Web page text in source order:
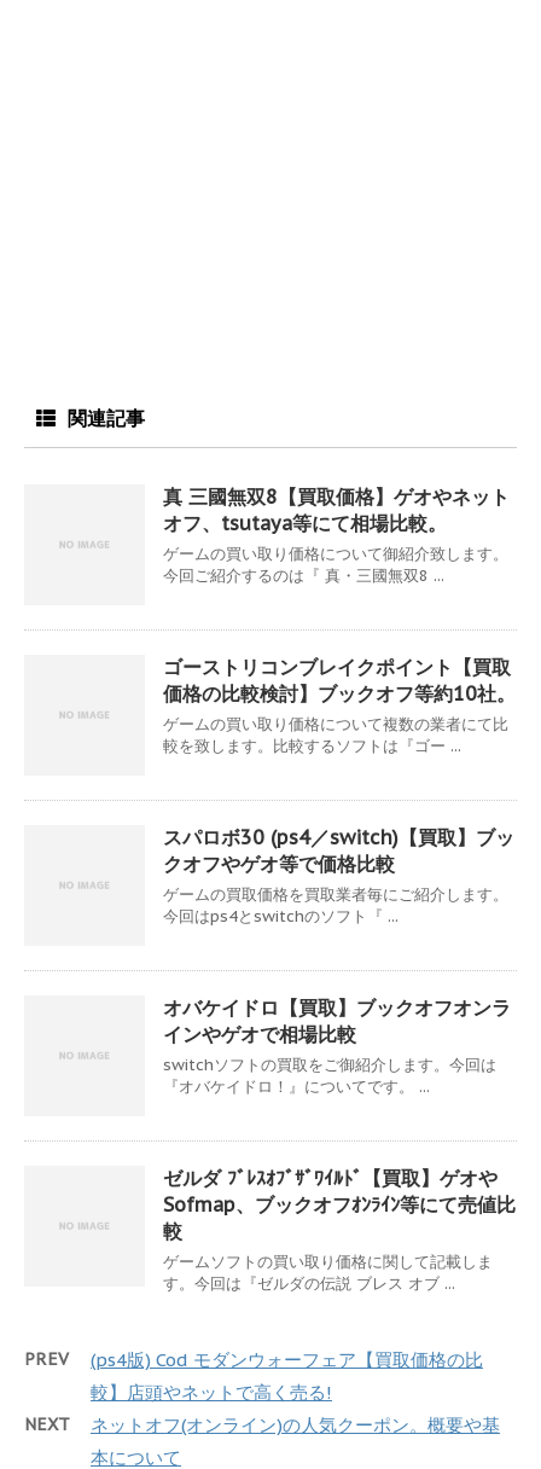
関連記事
真 三國無双8【買取価格】ゲオやネット
オフ、tsutaya等にて相場比較。
ゲームの買い取り価格について御紹介致します。
今回ご紹介するのは『 真・三國無双8 ...
ゴーストリコンブレイクポイント【買取
価格の比較検討】ブックオフ等約10社。
ゲームの買い取り価格について複数の業者にて比
較を致します。比較するソフトは『ゴー ...
スパロボ30 (ps4／switch)【買取】ブッ
クオフやゲオ等で価格比較
ゲームの買取価格を買取業者毎にご紹介します。
今回はps4とswitchのソフト『 ...
オバケイドロ【買取】ブックオフオンラ
インやゲオで相場比較
switchソフトの買取をご御紹介します。今回は
『オバケイドロ！』についてです。 ...
ゼルダ ﾌﾞﾚｽｵﾌﾞｻﾞﾜｲﾙﾄﾞ【買取】ゲオや
Sofmap、ブックオフｵﾝﾗｲﾝ等にて売値比
較
ゲームソフトの買い取り価格に関して記載しま
す。今回は『ゼルダの伝説 ブレス オブ ...
PREV
(ps4版) Cod モダンウォーフェア【買取価格の比
較】店頭やネットで高く売る!
NEXT
ネットオフ(オンライン)の人気クーポン。概要や基
本について